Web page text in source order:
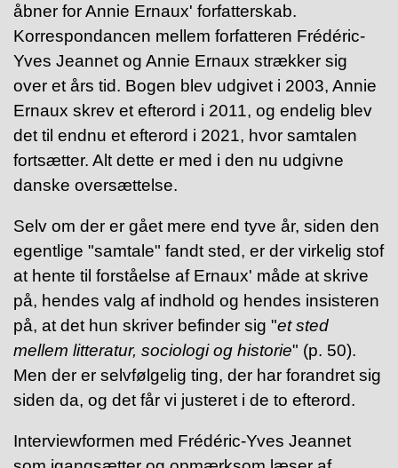
åbner for Annie Ernaux' forfatterskab.
Korrespondancen mellem forfatteren Frédéric-
Yves Jeannet og Annie Ernaux strækker sig
over et års tid. Bogen blev udgivet i 2003, Annie
Ernaux skrev et efterord i 2011, og endelig blev
det til endnu et efterord i 2021, hvor samtalen
fortsætter. Alt dette er med i den nu udgivne
danske oversættelse.
Selv om der er gået mere end tyve år, siden den
egentlige "samtale" fandt sted, er der virkelig stof
at hente til forståelse af Ernaux' måde at skrive
på, hendes valg af indhold og hendes insisteren
på, at det hun skriver befinder sig "et sted
mellem litteratur, sociologi og historie" (p. 50).
Men der er selvfølgelig ting, der har forandret sig
siden da, og det får vi justeret i de to efterord.
Interviewformen med Frédéric-Yves Jeannet